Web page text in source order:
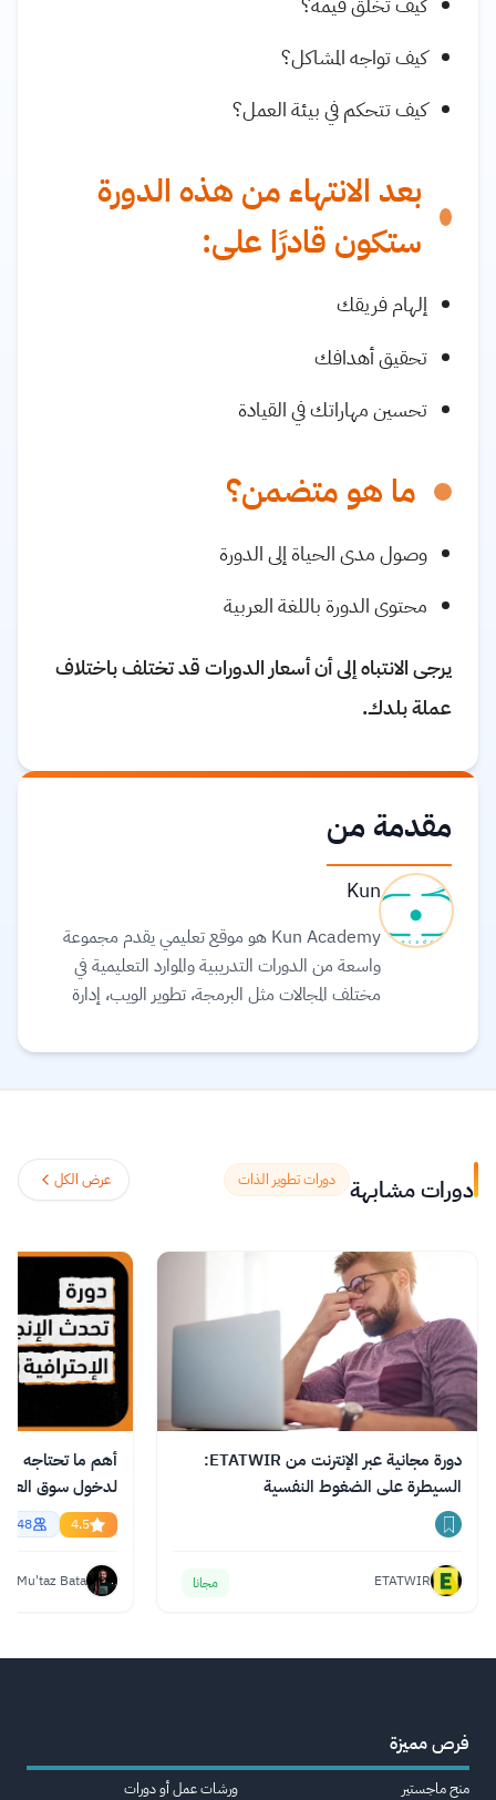
كيف تواجه المشاكل؟
كيف تتحكم في بيئة العمل؟
بعد الانتهاء من هذه الدورة
ستكون قادرًا على:
إلهام فريقك
تحقيق أهدافك
تحسين مهاراتك في القيادة
ما هو متضمن؟
وصول مدى الحياة إلى الدورة
محتوى الدورة باللغة العربية
يرجى الانتباه إلى أن أسعار الدورات قد تختلف باختلاف
عملة بلدك.
مقدمة من
Kun
Kun Academy هو موقع تعليمي يقدم مجموعة
واسعة من الدورات التدريبية والموارد التعليمية في
مختلف المجالات مثل البرمجة، تطوير الويب، إدارة
اكتساب المهارات التي يحتاجون إليها للتفوق في سوق
أدوات تفاعلية مثل الاختبارات والتمارين العملية التي
تساعد المتعلمين على تطبيق ما تعلموه. كما يوفر
المهني.اقرأ المزيد.
دورات مشابهة دورات تطوير الذات عرض الكل
دورة مجانية عبر الإنترنت من ETATWIR:
السيطرة على الضغوط النفسية
ETATWIR مجانا
أهم ما تحتاجه من
English
4.5
Mu'taz Bata
فرص مميزة
منح ماجستير
ورشات عمل أو دورات